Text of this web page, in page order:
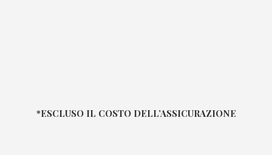
*ESCLUSO IL COSTO DELL’ASSICURAZIONE